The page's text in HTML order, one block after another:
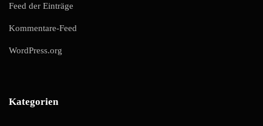
Feed der Einträge
Kommentare-Feed
WordPress.org
Kategorien